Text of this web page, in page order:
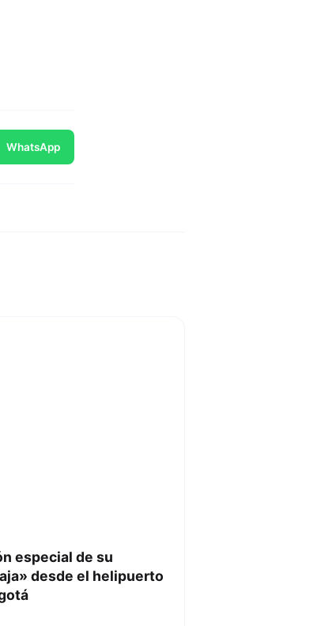
WhatsApp
especial de su
desde el helipuerto